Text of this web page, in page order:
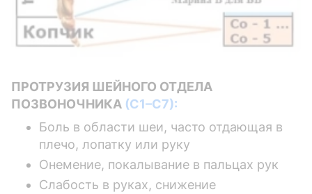
ПРОТРУЗИЯ ШЕЙНОГО ОТДЕЛА
ПОЗВОНОЧНИКА (С1–С7):
Боль в области шеи, часто отдающая в
плечо, лопатку или руку
Онемение, покалывание в пальцах рук
Слабость в руках, снижение